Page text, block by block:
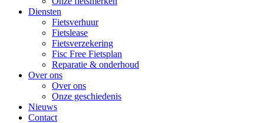
Diensten
Fietsverhuur
Fietslease
Fietsverzekering
Fisc Free Fietsplan
Reparatie & onderhoud
Over ons
Over ons
Onze geschiedenis
Nieuws
Contact